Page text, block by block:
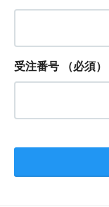
受注番号 （必須）